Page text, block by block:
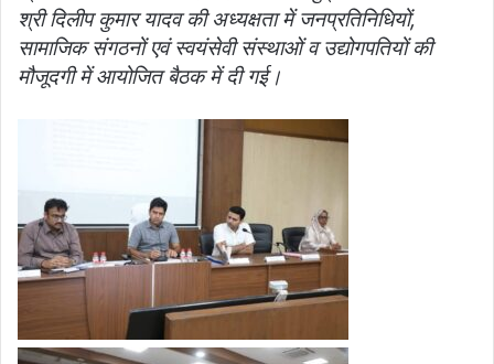
श्री दिलीप कुमार यादव की अध्यक्षता में जनप्रतिनिधियों,
सामाजिक संगठनों एवं स्वयंसेवी संस्थाओं व उद्योगपतियों की
मौजूदगी में आयोजित बैठक में दी गई।